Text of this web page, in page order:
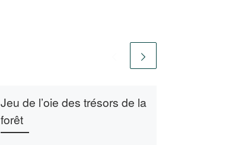
Jeu de l’oie des trésors de la
forêt